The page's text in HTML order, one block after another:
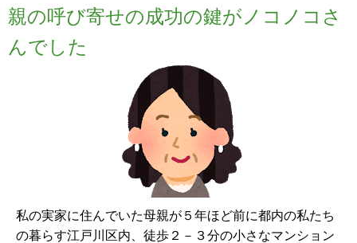
親の呼び寄せの成功の鍵がノコノコさ
んでした
私の実家に住んでいた母親が５年ほど前に都内の私たち
の暮らす江戸川区内、徒歩２－３分の小さなマンション